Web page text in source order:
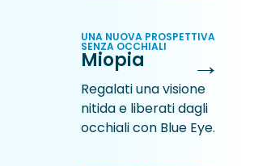
UNA NUOVA PROSPETTIVA
SENZA OCCHIALI
Miopia →
Regalati una visione
nitida e liberati dagli
occhiali con Blue Eye.